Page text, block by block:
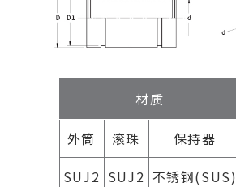
材质
外筒 滚珠
保持器
SUJ2 SUJ2 不锈钢(SUS)